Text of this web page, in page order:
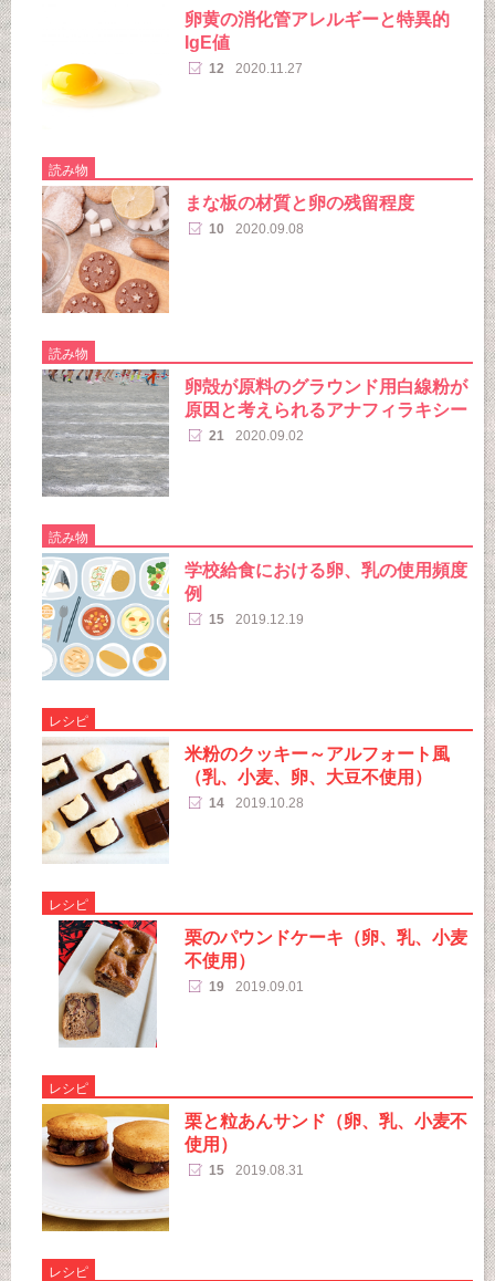
卵黄の消化管アレルギーと特異的
IgE値
12 2020.11.27
読み物
まな板の材質と卵の残留程度
10 2020.09.08
読み物
卵殻が原料のグラウンド用白線粉が
原因と考えられるアナフィラキシー
21 2020.09.02
読み物
学校給食における卵、乳の使用頻度
例
15 2019.12.19
レシピ
米粉のクッキー～アルフォート風
（乳、小麦、卵、大豆不使用）
14 2019.10.28
レシピ
栗のパウンドケーキ（卵、乳、小麦
不使用）
19 2019.09.01
レシピ
栗と粒あんサンド（卵、乳、小麦不
使用）
15 2019.08.31
レシピ